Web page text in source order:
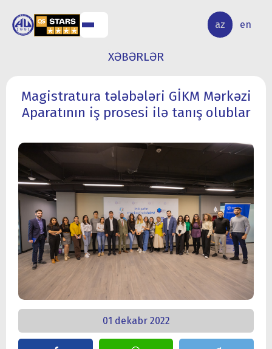
az en
ELMİ
TƏDQİQAT
XƏBƏRLƏR
Magistratura tələbələri GİKM Mərkəzi
Aparatının iş prosesi ilə tanış olublar
01 dekabr 2022